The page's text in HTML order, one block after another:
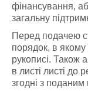
фінансування,
загальну
Перед подачею
порядок, в якому
рукописі. Також
в листі листі до
згодні з поданим